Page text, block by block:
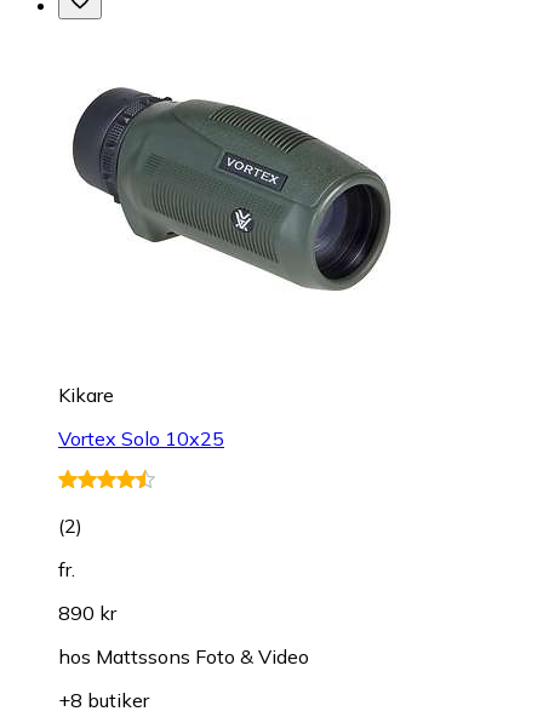
Kikare
Vortex Solo 10x25
(2)
fr.
890 kr
hos Mattssons Foto & Video
+8 butiker